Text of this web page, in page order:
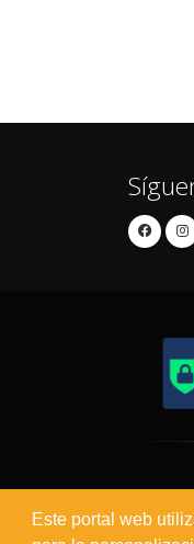
Este portal web